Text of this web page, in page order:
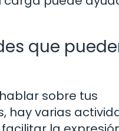
que
sobre tus
hay varias